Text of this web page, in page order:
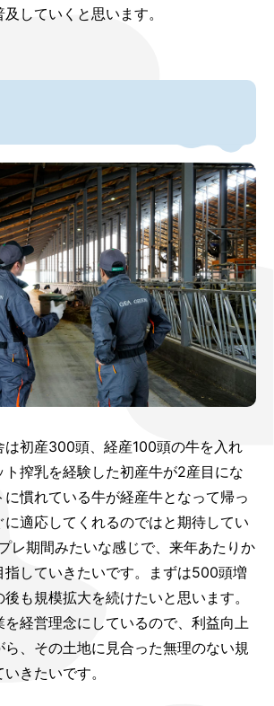
していくと思います。
は初産300頭、経産100頭の牛を入れ
搾乳を経験した初産牛が2産目にな
に慣れている牛が経産牛となって帰っ
適応してくれるのではと期待してい
レ期間みたいな感じで、来年あたりか
指していきたいです。まずは500頭増
も規模拡大を続けたいと思います。
を経営理念にしているので、利益向上
ら、その土地に見合った無理のない規
きたいです。